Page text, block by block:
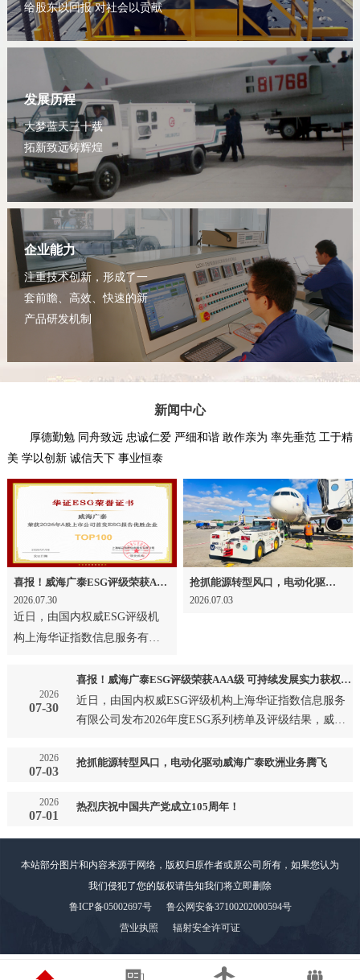
给股东以回报 对社会以贡献
发展历程
大梦蓝天三十载
拓新致远铸辉煌
企业能力
注重技术创新，形成了一
套前瞻、高效、快速的新
产品研发机制
新闻中心
厚德勤勉 同舟致远 忠诚仁爱 严细和谐 敢作亲为 率先垂范 工于精
美 学以创新 诚信天下 事业恒泰
喜报！威海广泰ESG评级荣获AAA级 可持续发展实力获权威认可
2026.07.30
近日，由国内权威ESG评级机
构上海华证指数信息服务有限
单及评级结果，威海广泰成
功…
抢抓能源转型风口，电动化驱动威海广泰欧洲业务腾飞
2026.07.03
2026
07-30
喜报！威海广泰ESG评级荣获AAA级 可持续发展实力获权威认可
近日，由国内权威ESG评级机构上海华证指数信息服务
有限公司发布2026年度ESG系列榜单及评级结果，威海
2026
07-03
抢抓能源转型风口，电动化驱动威海广泰欧洲业务腾飞
2026
07-01
热烈庆祝中国共产党成立105周年！
本站部分图片和内容来源于网络，版权归原作者或原公司所有，如果您认为
我们侵犯了您的版权请告知我们将立即删除
鲁ICP备05002697号
鲁公网安备37100202000594号
营业执照
辐射安全许可证